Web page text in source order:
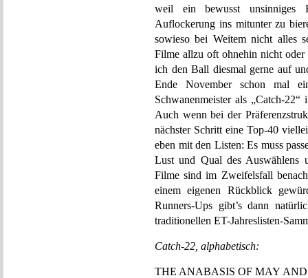
weil ein bewusst unsinniges
Auflockerung ins mitunter zu
sowieso bei Weitem nicht alles
Filme allzu oft ohnehin nicht oder
ich den Ball diesmal gerne auf
Ende November schon mal
Schwanenmeister als „Catch-
Auch wenn bei der
nächster Schritt eine Top-40
eben mit den Listen: Es muss
Lust und Qual des Auswählens
Filme sind im Zweifelsfall
einem eigenen Rückblick
Runners-Ups gibt’s dann
traditionellen ET-Jahreslisten-
Catch-22, alphabetisch:
THE ANABASIS OF MAY